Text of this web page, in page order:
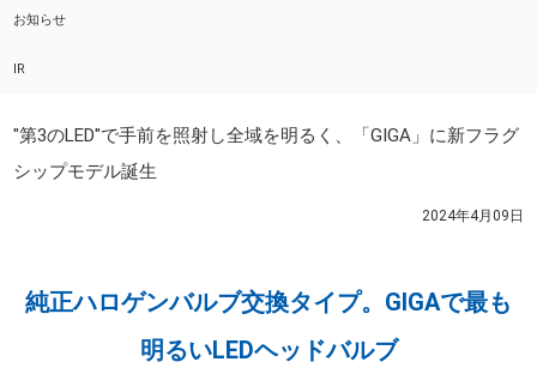
お知らせ
IR
"第3のLED"で手前を照射し全域を明るく、「GIGA」に新フラグ
シップモデル誕生
2024年4月09日
純正ハロゲンバルブ交換タイプ。GIGAで最も
明るいLEDヘッドバルブ